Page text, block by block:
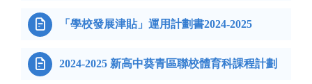
 「學校發展津貼」運用計劃書2024-2025
 2024-2025 新高中葵青區聯校體育科課程計劃